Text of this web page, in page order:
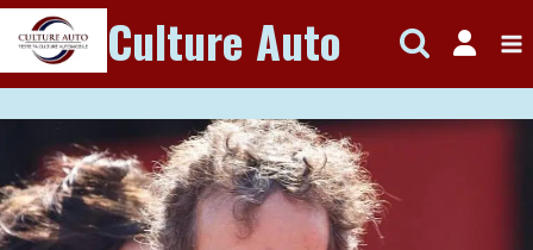
Aller
au
contenu
Culture Auto